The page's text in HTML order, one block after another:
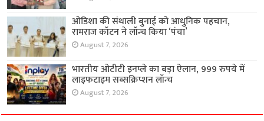
ओडिशा की संथाली बुनाई को आधुनिक पहचान,
रामराज कॉटन ने लॉन्च किया ‘पंचा’
August 7, 2026
भारतीय ओटीटी इनप्ले का बड़ा ऐलान, 999 रुपये में
लाइफटाइम सब्सक्रिप्शन लॉन्च
August 7, 2026